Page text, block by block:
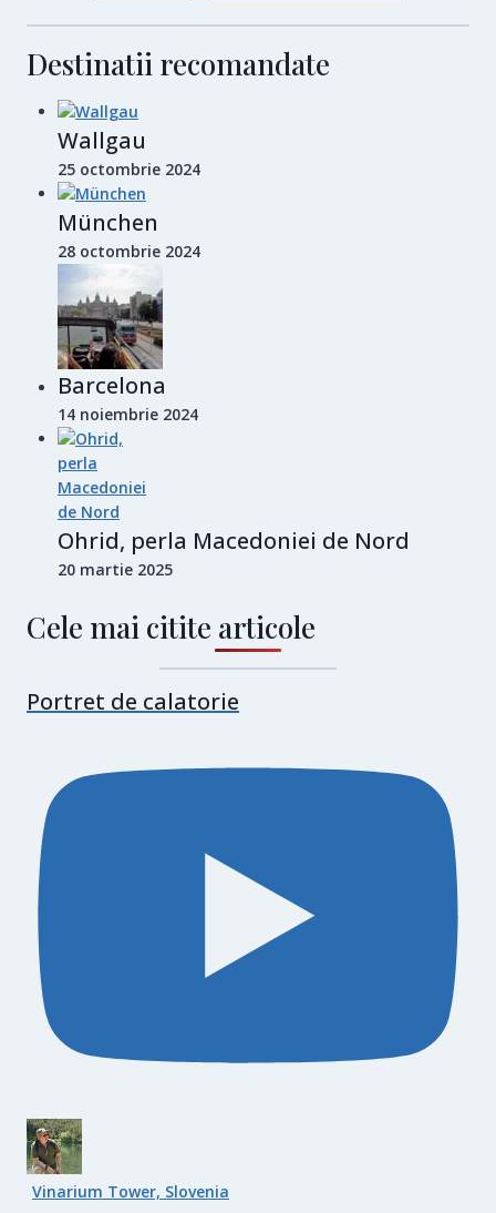
Destinatii recomandate
Wallgau
25 octombrie 2024
München
28 octombrie 2024
Barcelona
14 noiembrie 2024
Ohrid, perla Macedoniei de Nord
20 martie 2025
Cele mai citite articole
Portret de calatorie
Vinarium Tower, Slovenia